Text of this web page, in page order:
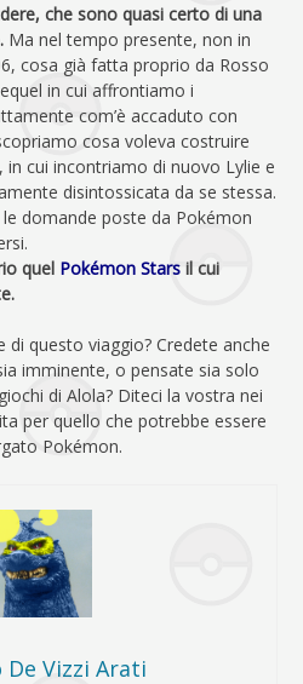
che sono quasi certo di una
Ma nel tempo presente, non in
cosa già fatta proprio da Rosso
in cui affrontiamo i
com’è accaduto con
cosa voleva costruire
in cui incontriamo di nuovo Lylie e
disintossicata da se stessa.
domande poste da Pokémon
quel Pokémon Stars il cui
questo viaggio? Credete anche
imminente, o pensate sia solo
di Alola? Diteci la vostra nei
per quello che potrebbe essere
Pokémon.
De Vizzi Arati